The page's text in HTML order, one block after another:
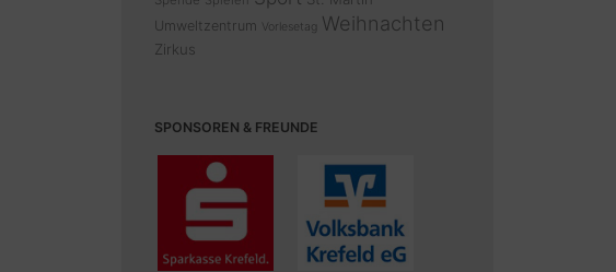
Umweltzentrum Vorlesetag Weihnachten
Zirkus
SPONSOREN & FREUNDE